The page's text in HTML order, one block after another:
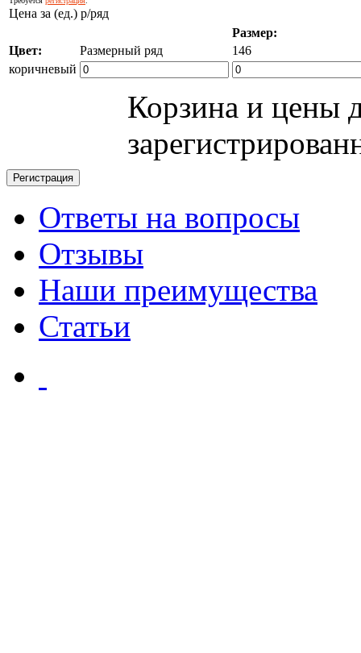
Цена за (ед.) р/ряд
Размер:
Цвет:
Размерный ряд
146
коричневый
Корзина и цены
Ответы на вопросы
Отзывы
Наши преимущества
Статьи